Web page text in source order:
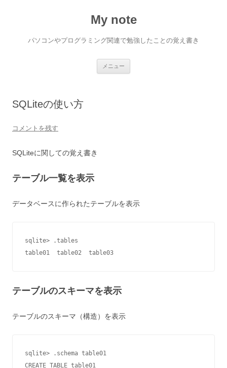
My note
パソコンやプログラミング関連で勉強したことの覚え書き
メニュー
SQLiteの使い方
コメントを残す
SQLiteに関しての覚え書き
テーブル一覧を表示
データベースに作られたテーブルを表示
sqlite> .tables
table01  table02  table03
テーブルのスキーマを表示
テーブルのスキーマ（構造）を表示
sqlite> .schema table01
CREATE TABLE table01